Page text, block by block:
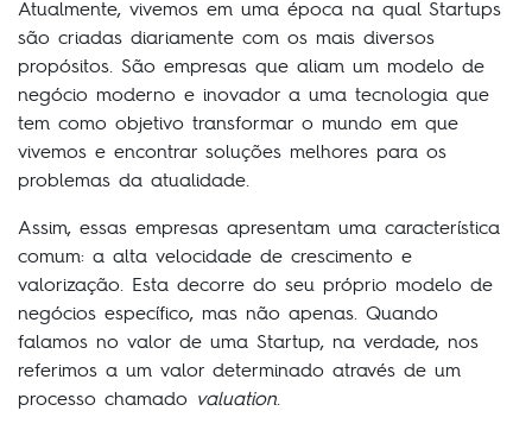
Atualmente, vivemos em uma época na qual Startups
são criadas diariamente com os mais diversos
propósitos. São empresas que aliam um modelo de
negócio moderno e inovador a uma tecnologia que
tem como objetivo transformar o mundo em que
vivemos e encontrar soluções melhores para os
problemas da atualidade.
Assim, essas empresas apresentam uma característica
comum: a alta velocidade de crescimento e
valorização. Esta decorre do seu próprio modelo de
negócios específico, mas não apenas. Quando
falamos no valor de uma Startup, na verdade, nos
referimos a um valor determinado através de um
processo chamado valuation.